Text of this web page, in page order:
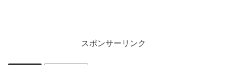
スポンサーリンク